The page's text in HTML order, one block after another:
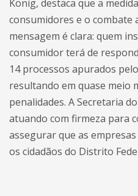
König, destaca que a
consumidores e o combate
mensagem é clara: quem
consumidor terá de
14 processos apurados
resultando em quase meio
penalidades. A Secretaria
atuando com firmeza para
assegurar que as
os cidadãos do Distrito